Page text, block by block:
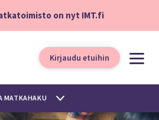
on nyt IMT.fi
Kirjaudu etuihin
MATKAHAKU